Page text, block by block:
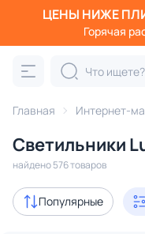
ЦЕНЫ НИЖЕ
Горячая
Главная Интернет-
Светильники
найдено 576 товаров
Популярные
Категория:
Люстры
В наличии 466